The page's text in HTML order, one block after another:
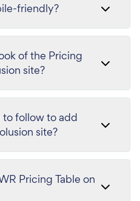
friendly?
of the Pricing
site?
follow to add
site?
Pricing Table on